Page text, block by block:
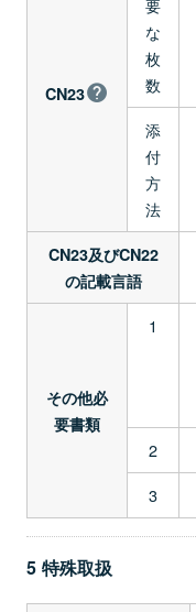
CN23
要
な
枚
数
添
付
方
法
CN23及びCN22
の記載言語
その他必
要書類
1
2
3
5 特殊取扱